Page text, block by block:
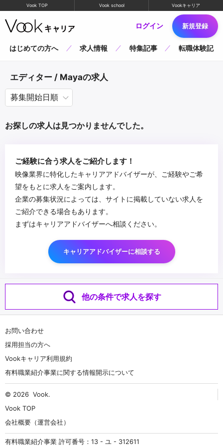
Vook TOP Vook school Vookキャリア
ログイン 新規登録
はじめての方へ 求人情報 特集記事 転職体験記
エディター / Mayaの求人
お探しの求人は見つかりませんでした。
ご経験に合う求人をご紹介します！
映像業界に特化したキャリアアドバイザーが、ご経験やご希
望をもとに求人をご案内します。
企業の募集状況によっては、サイトに掲載していない求人を
ご紹介できる場合もあります。
まずはキャリアアドバイザーへ相談ください。
キャリアアドバイザーに相談する
他の条件で求人を探す
お問い合わせ
採用担当の方へ
Vookキャリア利用規約
有料職業紹介事業に関する情報開示について
© 2026 Vook.
Vook TOP
会社概要（運営会社）
有料職業紹介事業 許可番号：13 - ユ - 312611